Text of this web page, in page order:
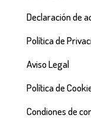
Declaración de
Política de
Aviso Legal
Política de
Condiones de